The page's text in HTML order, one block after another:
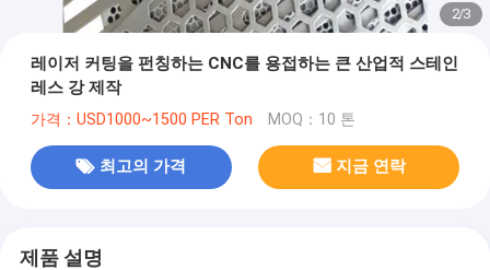
2/3
레이저 커팅을 펀칭하는 CNC를 용접하는 큰 산업적 스테인
레스 강 제작
가격：USD1000~1500 PER Ton MOQ：10 톤
최고의 가격 지금 연락
제품 설명